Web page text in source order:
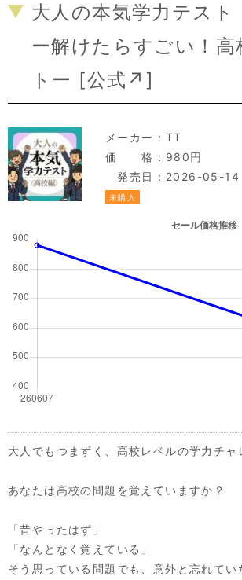
大人の本気学力テスト
ー解けたらすごい！高
トー [公式↗ ]
メーカー： TT
価 格：980円
発売日：2026-05-14
未購入
大人でもつまずく、高校レベルの学力チャ
あなたは高校の問題を覚えていますか？
「昔やったはず」
「なんとなく覚えている」
そう思っている問題でも、意外と忘れてい